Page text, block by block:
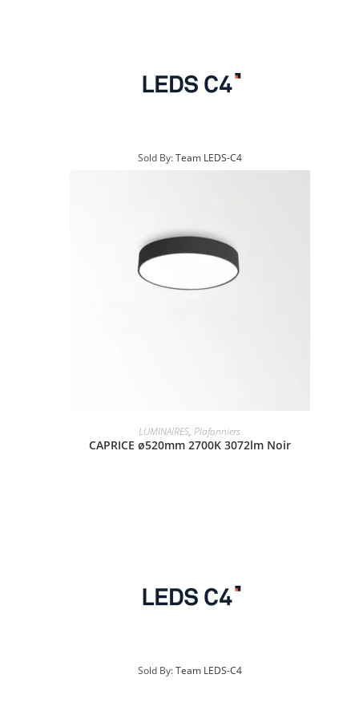
Sold By:Team LEDS-C4
LUMINAIRES, Plafonniers
CAPRICE ø520mm 2700K 3072lm Noir
Sold By:Team LEDS-C4